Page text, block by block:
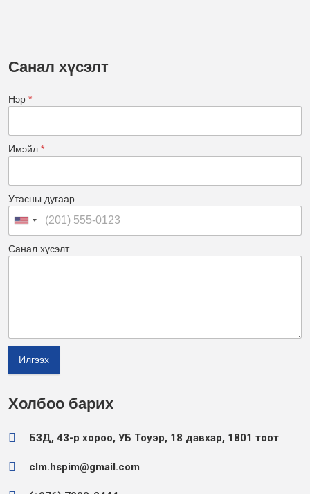
Санал хүсэлт
Нэр *
Имэйл *
Утасны дугаар
Санал хүсэлт
Илгээх
Холбоо барих
БЗД, 43-р хороо, УБ Тоуэр, 18 давхар, 1801 тоот
clm.hspim@gmail.com